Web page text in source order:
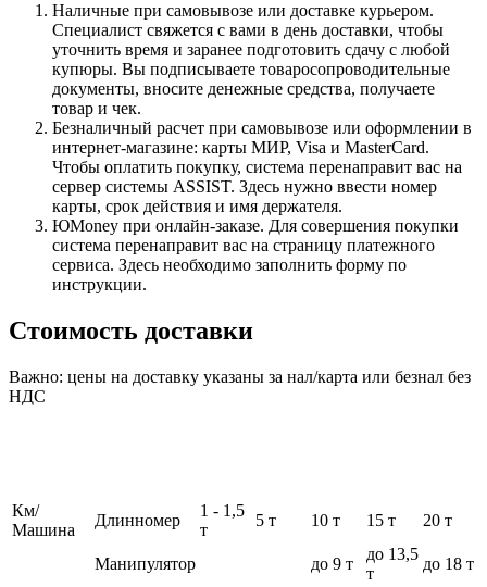
Наличные при самовывозе или доставке курьером.
Специалист свяжется с вами в день доставки, чтобы
уточнить время и заранее подготовить сдачу с любой
купюры. Вы подписываете товаросопроводительные
документы, вносите денежные средства, получаете
товар и чек.
Безналичный расчет при самовывозе или оформлении в
интернет-магазине: карты МИР, Visa и MasterCard.
Чтобы оплатить покупку, система перенаправит вас на
сервер системы ASSIST. Здесь нужно ввести номер
карты, срок действия и имя держателя.
ЮMoney при онлайн-заказе. Для совершения покупки
система перенаправит вас на страницу платежного
сервиса. Здесь необходимо заполнить форму по
инструкции.
Стоимость доставки
Важно: цены на доставку указаны за нал/карта или безнал без
НДС
Км/
Машина
Длинномер
1 - 1,5
т
5 т 10 т 15 т 20 т
Манипулятор до 9 т
до 13,5
т
до 18 т